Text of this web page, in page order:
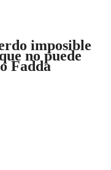
imposible
no puede
Fadda